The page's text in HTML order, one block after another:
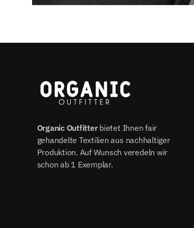
Organic Outfitterbietet Ihnen fair
gehandelte Textilien aus nachhaltiger
Produktion. Auf Wunsch veredeln wir
schon ab 1 Exemplar.